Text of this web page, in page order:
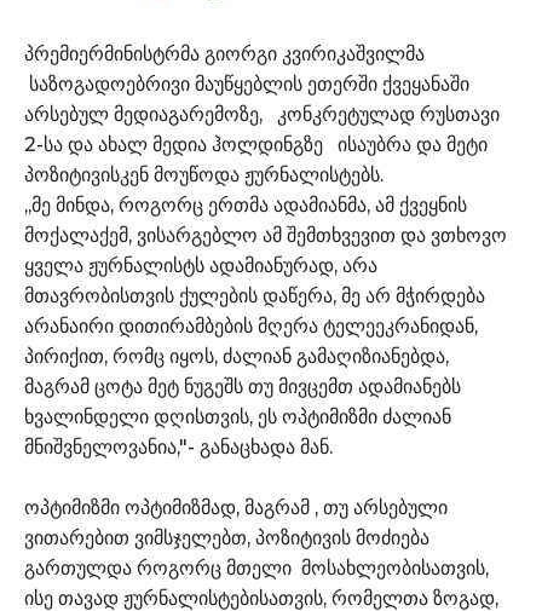
პრემიერმინისტრმა გიორგი კვირიკაშვილმა
საზოგადოებრივი მაუწყებლის ეთერში ქვეყანაში
არსებულ მედიაგარემოზე, კონკრეტულად რუსთავი
2-სა და ახალ მედია ჰოლდინგზე ისაუბრა და მეტი
პოზიტივისკენ მოუწოდა ჟურნალისტებს.
,,მე მინდა, როგორც ერთმა ადამიანმა, ამ ქვეყნის
მოქალაქემ, ვისარგებლო ამ შემთხვევით და ვთხოვო
ყველა ჟურნალისტს ადამიანურად, არა
მთავრობისთვის ქულების დაწერა, მე არ მჭირდება
არანაირი დითირამბების მღერა ტელეეკრანიდან,
პირიქით, რომც იყოს, ძალიან გამაღიზიანებდა,
მაგრამ ცოტა მეტ ნუგეშს თუ მივცემთ ადამიანებს
ხვალინდელი დღისთვის, ეს ოპტიმიზმი ძალიან
მნიშვნელოვანია,"- განაცხადა მან.
ოპტიმიზმი ოპტიმიზმად, მაგრამ , თუ არსებული
ვითარებით ვიმსჯელებთ, პოზიტივის მოძიება
გართულდა როგორც მთელი მოსახლეობისათვის,
ისე თავად ჟურნალისტებისათვის, რომელთა ზოგად,